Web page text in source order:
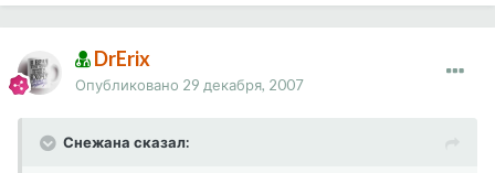
DrErix
Опубликовано 29 декабря, 2007
Снежана сказал: